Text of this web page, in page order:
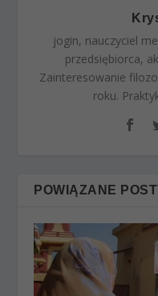
jogin, nauczyciel
przedsiębiorca,
Zainteresowanie
roku.
POWIĄZANE